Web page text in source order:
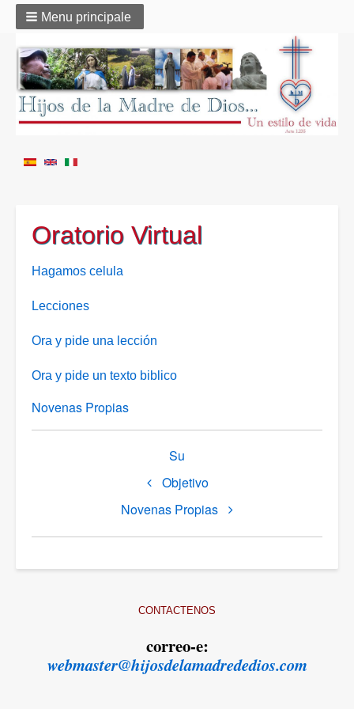
Menu principale
Oratorio Virtual
Hagamos celula
Lecciones
Ora y pide una lección
Ora y pide un texto biblico
Novenas Propias
attraversamento
book
Objetivo
Su
Novenas Propias
CONTACTENOS
correo-e:
webmaster@hijosdelamadrededios.com